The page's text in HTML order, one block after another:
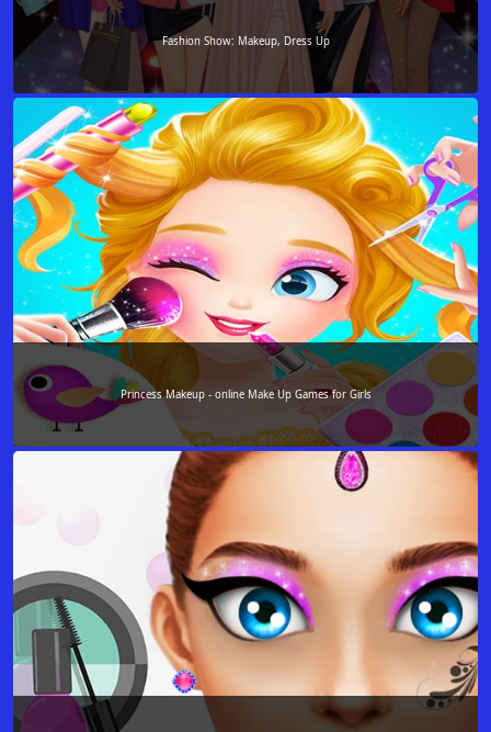
Fashion Show: Makeup, Dress Up
Princess Makeup - online Make Up Games for Girls